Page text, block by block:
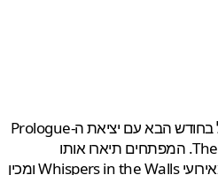
מבחינה כרונולוגית, הכל יתחיל בחודש הבא עם יציאת ה-Prologue
Quest שנקרא The Lotus Eaters. המפתחים תיארו אותו
כ'מיקרו-סיפור' הנובע ישירות מאירועי Whispers in the Walls ומכין